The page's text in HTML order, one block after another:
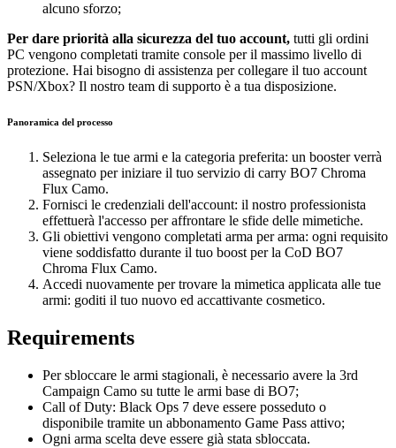
alcuno sforzo;
Per dare priorità alla sicurezza del tuo account, tutti gli ordini
PC vengono completati tramite console per il massimo livello di
protezione. Hai bisogno di assistenza per collegare il tuo account
PSN/Xbox? Il nostro team di supporto è a tua disposizione.
Panoramica del processo
Seleziona le tue armi e la categoria preferita: un booster verrà
assegnato per iniziare il tuo servizio di carry BO7 Chroma
Flux Camo.
Fornisci le credenziali dell'account: il nostro professionista
effettuerà l'accesso per affrontare le sfide delle mimetiche.
Gli obiettivi vengono completati arma per arma: ogni requisito
viene soddisfatto durante il tuo boost per la CoD BO7
Chroma Flux Camo.
Accedi nuovamente per trovare la mimetica applicata alle tue
armi: goditi il tuo nuovo ed accattivante cosmetico.
Requirements
Per sbloccare le armi stagionali, è necessario avere la 3rd
Campaign Camo su tutte le armi base di BO7;
Call of Duty: Black Ops 7 deve essere posseduto o
disponibile tramite un abbonamento Game Pass attivo;
Ogni arma scelta deve essere già stata sbloccata.